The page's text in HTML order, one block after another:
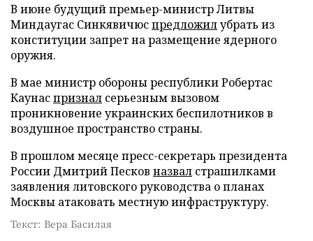
В июне будущий премьер-министр Литвы
Миндаугас Синкявичюспредложилубрать из
конституции запрет на размещение ядерного
оружия.
В мае министр обороны республики Робертас
Каунаспризнал серьезным вызовом
проникновение украинских беспилотников в
воздушное пространство страны.
В прошлом месяце пресс-секретарь президента
России Дмитрий Песков назвал страшилками
заявления литовского руководства о планах
Москвы атаковать местную инфраструктуру.
Текст: Вера Басилая